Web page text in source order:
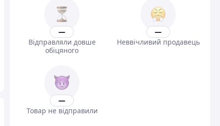
—
Відправляли довше
обіцяного
—
Неввічливий продавець
—
Товар не відправили